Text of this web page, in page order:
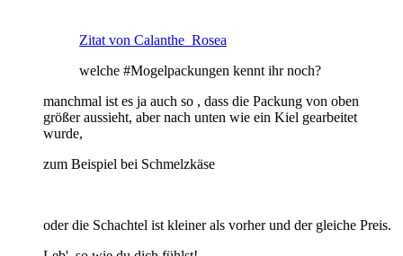
Zitat von Calanthe_Rosea
welche #Mogelpackungen kennt ihr noch?
manchmal ist es ja auch so , dass die Packung von oben
größer aussieht, aber nach unten wie ein Kiel gearbeitet
wurde,
zum Beispiel bei Schmelzkäse
oder die Schachtel ist kleiner als vorher und der gleiche Preis.